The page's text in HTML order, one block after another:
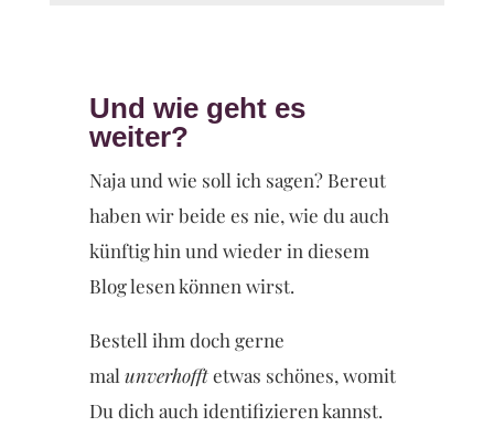
Und wie geht es
weiter?
Naja und wie soll ich sagen? Bereut
haben wir beide es nie, wie du auch
künftig hin und wieder in diesem
Blog lesen können wirst.
Bestell ihm doch gerne
mal unverhofftetwas schönes, womit
Du dich auch identifizieren kannst.